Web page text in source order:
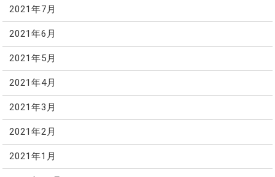
2021年7月
2021年6月
2021年5月
2021年4月
2021年3月
2021年2月
2021年1月